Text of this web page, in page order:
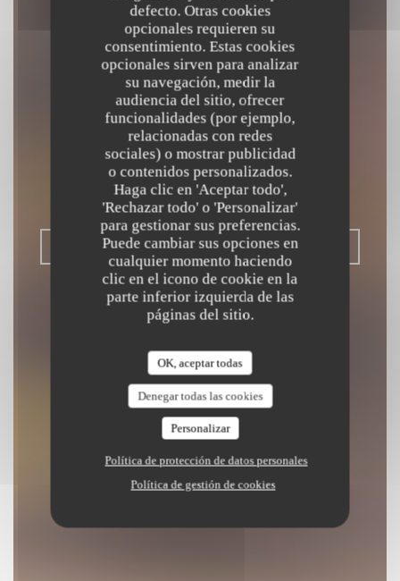
defecto. Otras cookies
opcionales requieren su
consentimiento. Estas cookies
opcionales sirven para analizar
su navegación, medir la
audiencia del sitio, ofrecer
funcionalidades (por ejemplo,
relacionadas con redes
sociales) o mostrar publicidad
o contenidos personalizados.
Haga clic en 'Aceptar todo',
'Rechazar todo' o 'Personalizar'
para gestionar sus preferencias.
Puede cambiar sus opciones en
cualquier momento haciendo
clic en el icono de cookie en la
parte inferior izquierda de las
páginas del sitio.
OK, aceptar todas
Denegar todas las cookies
Personalizar
Política de protección de datos personales
Política de gestión de cookies
Le Grand Morien
RESTAURANTE Y CASA DE TÉ
DUNKERQUE
RESERVAR UNA MESA